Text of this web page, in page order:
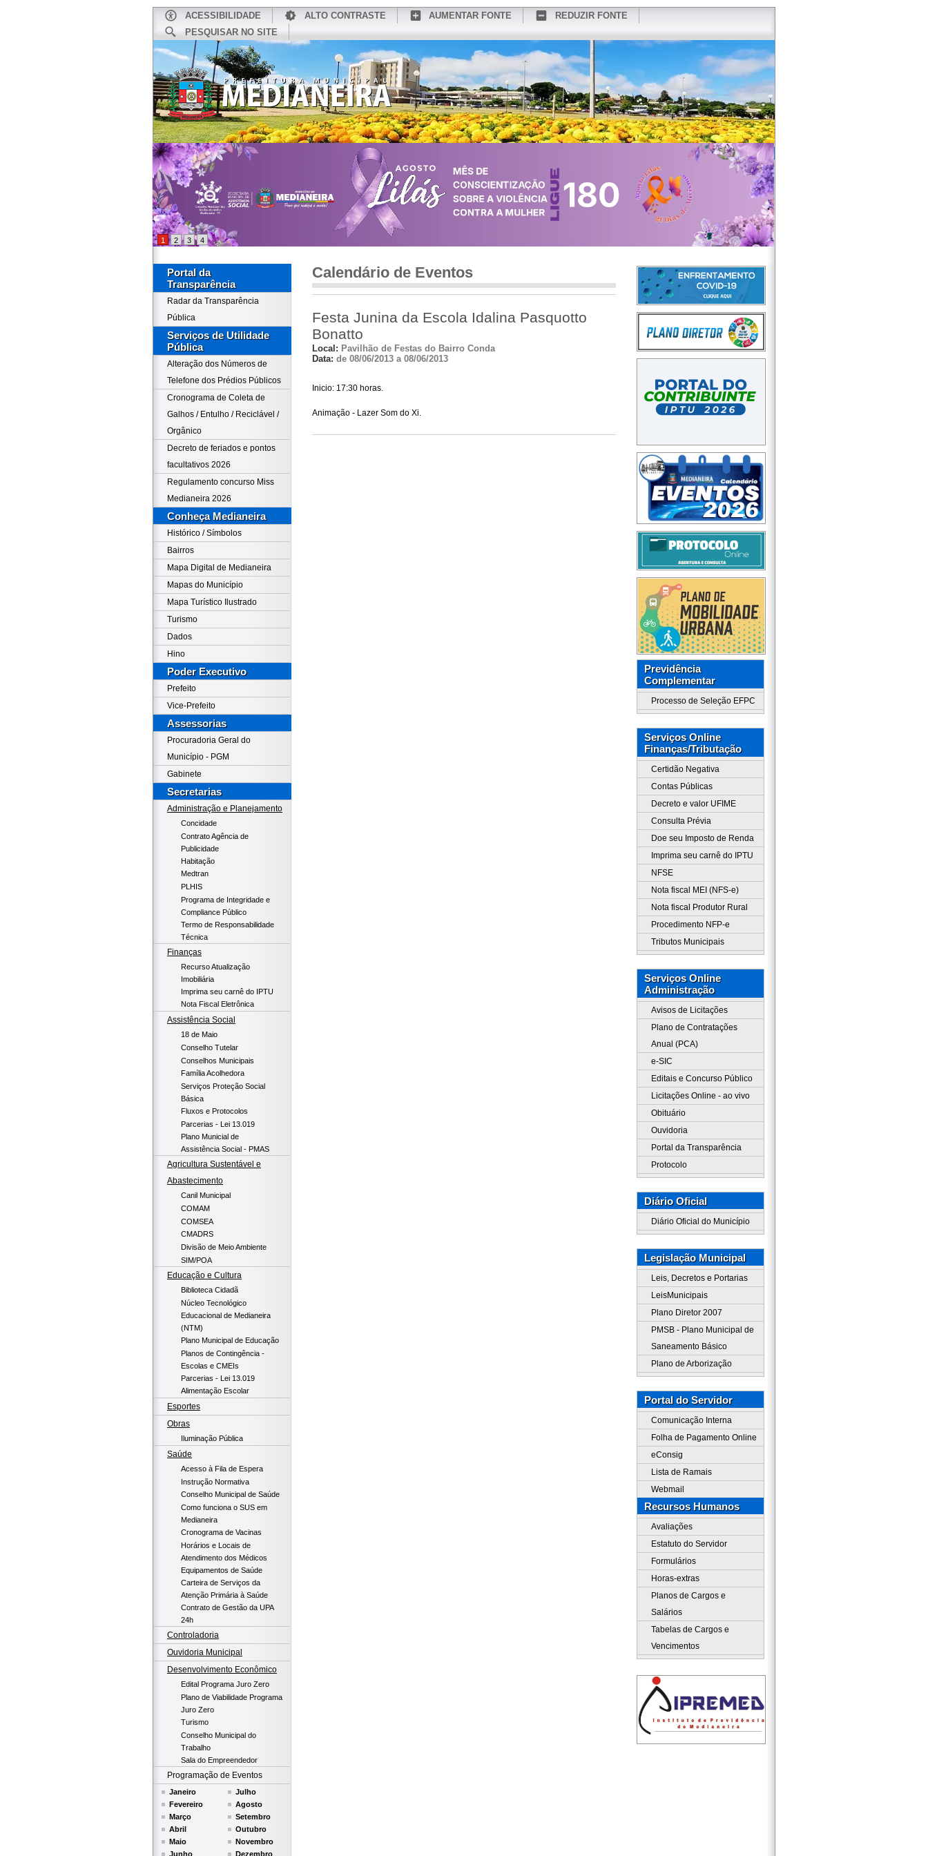
ACESSIBILIDADE ALTO CONTRASTE AUMENTAR FONTE
REDUZIR FONTE
PESQUISAR NO SITE
CONHEÇA MEDIANEIRA REDES SOCIAIS WEBMAIL
1 2 3 4
Portal da
Transparência
Radar da Transparência
Pública
Serviços de Utilidade
Pública
Alteração dos Números de
Telefone dos Prédios Públicos
Cronograma de Coleta de
Galhos / Entulho / Reciclável /
Orgânico
Decreto de feriados e pontos
facultativos 2026
Regulamento concurso Miss
Medianeira 2026
Conheça Medianeira
Histórico / Símbolos
Bairros
Mapa Digital de Medianeira
Mapas do Município
Mapa Turístico Ilustrado
Turismo
Dados
Hino
Poder Executivo
Prefeito
Vice-Prefeito
Assessorias
Procuradoria Geral do
Município - PGM
Gabinete
Secretarias
Administração e Planejamento
Concidade
Contrato Agência de
Publicidade
Habitação
Medtran
PLHIS
Programa de Integridade e
Compliance Público
Termo de Responsabilidade
Técnica
Finanças
Recurso Atualização
Imobiliária
Imprima seu carnê do IPTU
Nota Fiscal Eletrônica
Assistência Social
18 de Maio
Conselho Tutelar
Conselhos Municipais
Família Acolhedora
Serviços Proteção Social
Básica
Fluxos e Protocolos
Parcerias - Lei 13.019
Plano Municial de
Assistência Social - PMAS
Agricultura Sustentável e
Abastecimento
Canil Municipal
COMAM
COMSEA
CMADRS
Divisão de Meio Ambiente
SIM/POA
Educação e Cultura
Biblioteca Cidadã
Núcleo Tecnológico
Educacional de Medianeira
(NTM)
Plano Municipal de Educação
Planos de Contingência -
Escolas e CMEIs
Parcerias - Lei 13.019
Alimentação Escolar
Esportes
Obras
Iluminação Pública
Saúde
Acesso à Fila de Espera
Instrução Normativa
Conselho Municipal de Saúde
Como funciona o SUS em
Medianeira
Cronograma de Vacinas
Horários e Locais de
Atendimento dos Médicos
Equipamentos de Saúde
Carteira de Serviços da
Atenção Primária à Saúde
Contrato de Gestão da UPA
24h
Controladoria
Ouvidoria Municipal
Desenvolvimento Econômico
Edital Programa Juro Zero
Plano de Viabilidade Programa
Juro Zero
Turismo
Conselho Municipal do
Trabalho
Sala do Empreendedor
Programação de Eventos
Janeiro
Fevereiro
Março
Abril
Maio
Junho
Julho
Agosto
Setembro
Outubro
Novembro
Dezembro
Calendário de Eventos
Festa Junina da Escola Idalina Pasquotto
Bonatto
Local: Pavilhão de Festas do Bairro Conda
Data: de 08/06/2013 a 08/06/2013
Inicio: 17:30 horas.
Animação - Lazer Som do Xi.
Previdência
Complementar
Processo de Seleção EFPC
Serviços Online
Finanças/Tributação
Certidão Negativa
Contas Públicas
Decreto e valor UFIME
Consulta Prévia
Doe seu Imposto de Renda
Imprima seu carnê do IPTU
NFSE
Nota fiscal MEI (NFS-e)
Nota fiscal Produtor Rural
Procedimento NFP-e
Tributos Municipais
Serviços Online
Administração
Avisos de Licitações
Plano de Contratações
Anual (PCA)
e-SIC
Editais e Concurso Público
Licitações Online - ao vivo
Obituário
Ouvidoria
Portal da Transparência
Protocolo
Diário Oficial
Diário Oficial do Município
Legislação Municipal
Leis, Decretos e Portarias
LeisMunicipais
Plano Diretor 2007
PMSB - Plano Municipal de
Saneamento Básico
Plano de Arborização
Portal do Servidor
Comunicação Interna
Folha de Pagamento Online
eConsig
Lista de Ramais
Webmail
Recursos Humanos
Avaliações
Estatuto do Servidor
Formulários
Horas-extras
Planos de Cargos e
Salários
Tabelas de Cargos e
Vencimentos